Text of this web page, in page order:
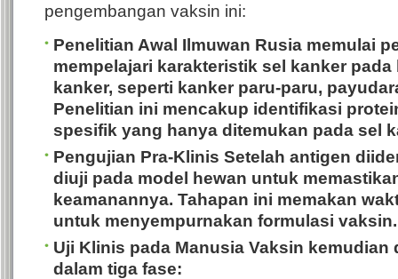
pengembangan vaksin ini:
Penelitian Awal Ilmuwan Rusia memulai
mempelajari karakteristik sel kanker
kanker, seperti kanker paru-paru,
Penelitian ini mencakup identifikasi
spesifik yang hanya ditemukan pada sel
Pengujian Pra-Klinis Setelah antigen
diuji pada model hewan untuk
keamanannya. Tahapan ini memakan
untuk menyempurnakan formulasi vaksin.
Uji Klinis pada Manusia Vaksin kemudian
dalam tiga fase: